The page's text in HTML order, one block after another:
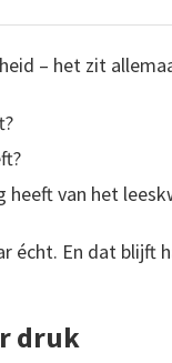
– het zit
heeft van het
écht. En dat blijft
druk